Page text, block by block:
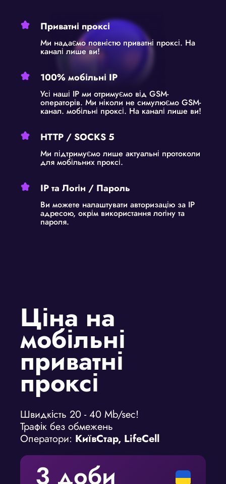
Приватні проксі
Ми надаємо повністю приватні проксі. На
каналі лише ви!
100% мобільні IP
Усі наші IP ми отримуємо від GSM-
операторів. Ми ніколи не симулюємо GSM-
канал. мобільні проксі. На каналі лише ви!
HTTP / SOCKS 5
Ми підтримуємо лише актуальні протоколи
для мобільних проксі.
IP та Логін / Пароль
Ви можете налаштувати авторизацію за IP
адресою, окрім використання логіну та
пароля.
Ціна на
мобільні
приватні
проксі
Швидкість 20 - 40 Mb/sec!
Трафік без обмежень
Оператори: КиївСтар, LifeCell
3 доби